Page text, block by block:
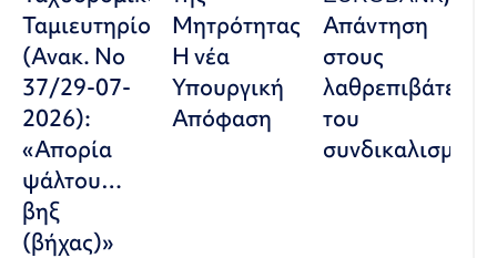
Ταμιευτηρίου»
(Ανακ. Νο
37/29-07-
2026):
«Απορία
ψάλτου…
βηξ
(βήχας)»
Μητρότητας:
Η νέα
Υπουργική
Απόφαση
Απάντηση
στους
λαθρεπιβάτες
του
συνδικαλισμού